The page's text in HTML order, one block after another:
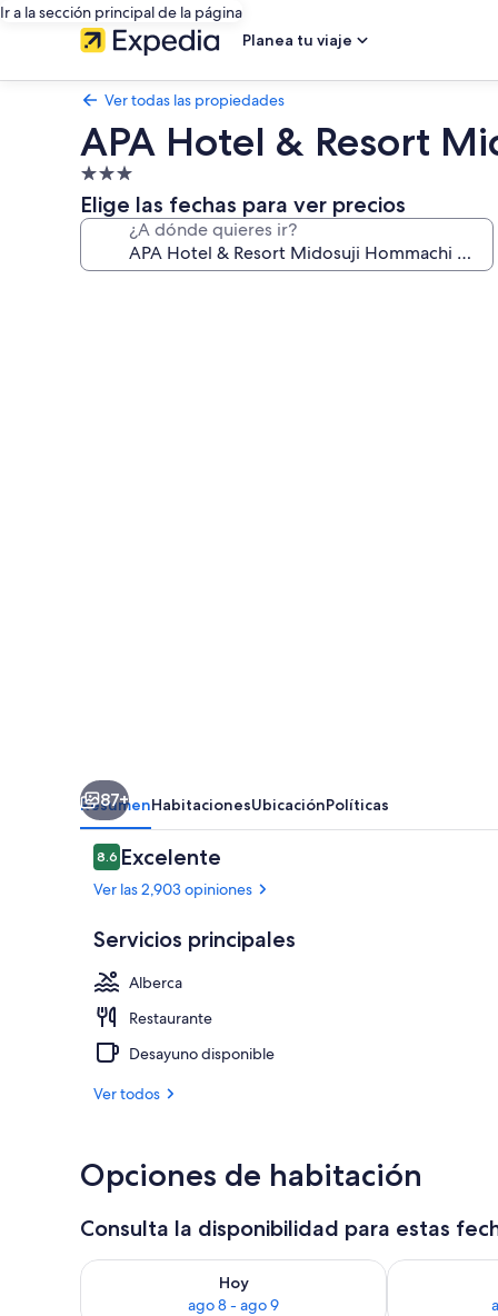
Ir a la sección principal de la página
Planea tu viaje
Ver todas las propiedades
APA Hotel & Resort
Propiedad
de
3.0
estrellas
Elige las fechas para ver precios
¿A dónde quieres ir?
87+
ResumenHabitacionesUbicaciónPolíticas
Opiniones
8.68.6 de 10,
Excelente
Ver las 2,903 opiniones
Servicios principales
Alberca
Restaurante
Desayuno disponible
Ver todos
Opciones de habitación
Consulta la disponibilidad para estas
Hoy
ago 8 - ago 9
Consulta la disponibilidad para hoy ago 8 - ago 9
Consulta la